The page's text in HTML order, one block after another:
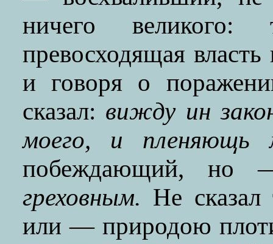
ничего
превосходящая
и говоря о
сказал: вижду ин
моего, и пленяющь
побеждающий,
греховным. Не
или — природою